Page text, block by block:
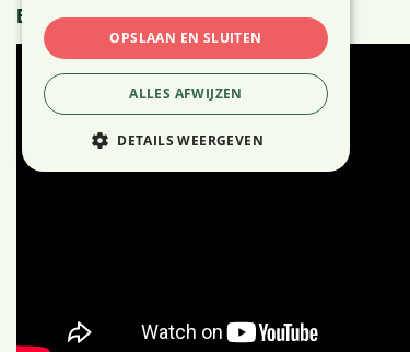
Bekijk de video:
OPSLAAN EN SLUITEN
ALLES AFWIJZEN
DETAILS WEERGEVEN